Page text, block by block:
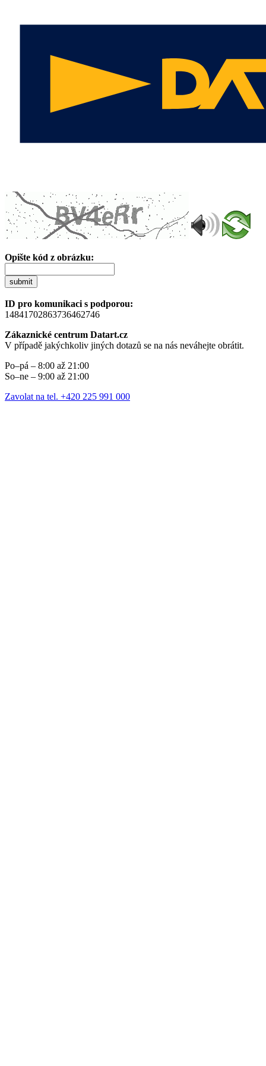
Opište kód z obrázku:
submit
ID pro komunikaci s podporou:
14841702863736462746
Zákaznické centrum Datart.cz
V případě jakýchkoliv jiných dotazů se na nás neváhejte obrátit.
Po–pá – 8:00 až 21:00
So–ne – 9:00 až 21:00
Zavolat na tel. +420 225 991 000